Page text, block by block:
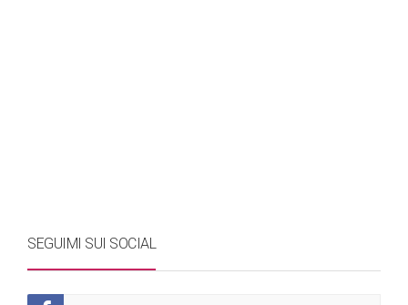
SEGUIMI SUI SOCIAL